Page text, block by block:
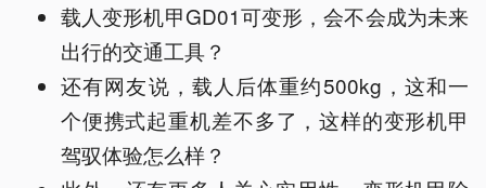
载人变形机甲GD01可变形，会不会成为未来
出行的交通工具？
还有网友说，载人后体重约500kg，这和一
个便携式起重机‌差不多了，这样的变形机甲
驾驭体验怎么样？